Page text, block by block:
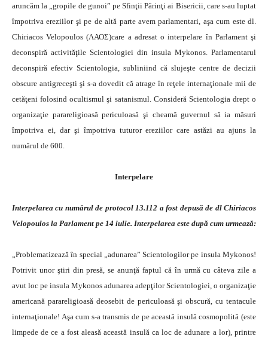
aruncăm la „gropile de gunoi” pe Sfinţii Părinţi ai Bisericii, care s-au luptat
împotriva ereziilor şi pe de altă parte avem parlamentari, aşa cum este dl.
Chiriacos Velopoulos (ΛΑΟΣ)care a adresat o interpelare în Parlament şi
deconspiră activităţile Scientologiei din insula Mykonos. Parlamentarul
deconspiră efectiv Scientologia, subliniind că slujeşte centre de decizii
obscure antigreceşti şi s-a dovedit că atrage în reţele internaţionale mii de
cetăţeni folosind ocultismul şi satanismul. Consideră Scientologia drept o
organizaţie parareligioasă periculoasă şi cheamă guvernul să ia măsuri
împotriva ei, dar şi împotriva tuturor ereziilor care astăzi au ajuns la
numărul de 600.
Interpelare
Interpelarea cu numărul de protocol 13.112 a fost depusă de dl Chiriacos
Velopoulos la Parlament pe 14 iulie. Interpelarea este după cum urmează:
„Problematizează în special „adunarea” Scientologilor pe insula Mykonos!
Potrivit unor ştiri din presă, se anunţă faptul că în urmă cu câteva zile a
avut loc pe insula Mykonos adunarea adepţilor Scientologiei, o organizaţie
americană parareligioasă deosebit de periculoasă şi obscură, cu tentacule
internaţionale! Aşa cum s-a transmis de pe această insulă cosmopolită (este
limpede de ce a fost aleasă această insulă ca loc de adunare a lor), printre